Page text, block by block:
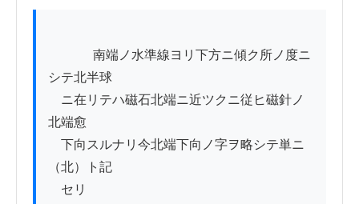
シテ北半球
ニ在リテハ磁石北端ニ近ツクニ従ヒ磁針ノ
北端愈
下向スルナリ今北端下向ノ字ヲ略シテ単ニ
（北）ト記
セリ